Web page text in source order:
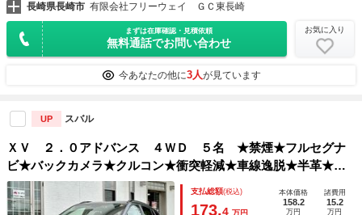
長崎県長崎市 有限会社フリーウェイ ＧＣ東長崎
まずは在庫確認・見積依頼
無料通話でお問い合わせ
お気に入り
今あなたの他に3人が見ています
UP スバル
ＸＶ ２．０アドバンス ４ＷＤ ５名 ★禁煙★フルセグナ
ビ★バックカメラ★クルコン★衝突軽減★車線逸脱★半革★Ｌ
ＥＤ★フォグ★
支払総額(税込)
173.4
本体価格
158.2
万円
諸費用
15.2
万円